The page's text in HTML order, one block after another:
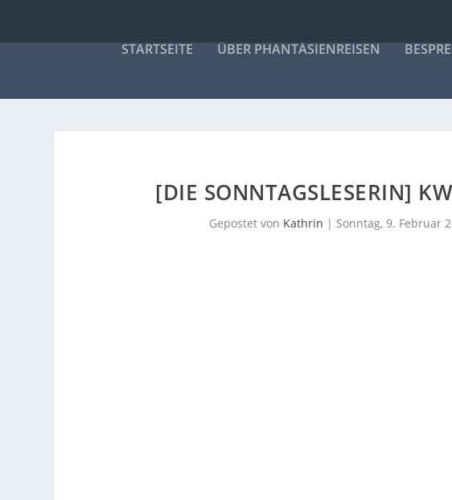
STARTSEITE ÜBER PHANTÁSIENREISEN
[DIE SONNTAGSLESERIN]
Gepostet von Kathrin | Sonntag, 9. Februar